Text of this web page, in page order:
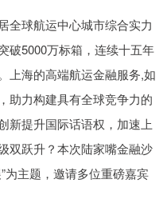
全球航运中心城市综合实力
破5000万标箱，连续十五年
上海的高端航运金融服务,如
助力构建具有全球竞争力的
新提升国际话语权，加速上
双跃升？本次陆家嘴金融沙
为主题，邀请多位重磅嘉宾